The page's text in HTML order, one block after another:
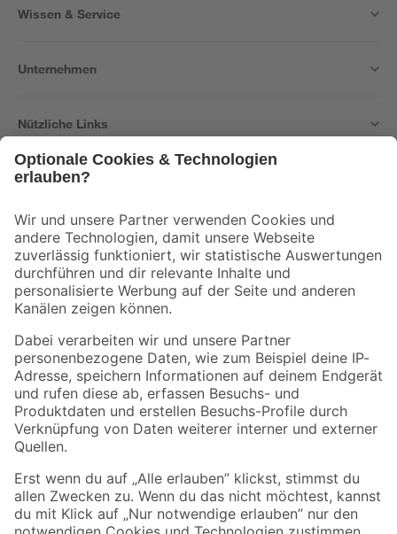
Wissen & Service
Unternehmen
Nützliche Links
Der toom Newsletter: Keine Angebote und Aktionen mehr verpassen!
Zur Newsletter Anmeldung
Folge uns
Zahlungsarten Versandarten
Sicher einkaufen
Jetzt die toom-App herunterladen